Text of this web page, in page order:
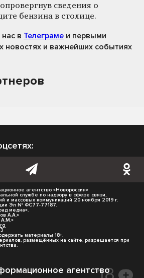
сведения о
бензина в столице.
в Телеграме и первыми
новостях и важнейших событиях
агентство «Новороссия»
службе по надзору в сфере связи,
и массовых коммуникаций 20 ноября 2019 г.
Эл № ФС77-77187.
медиа».
А.А.»
А.М.»
материалы 18+.
размещённых на сайте, разрешается при
агентство